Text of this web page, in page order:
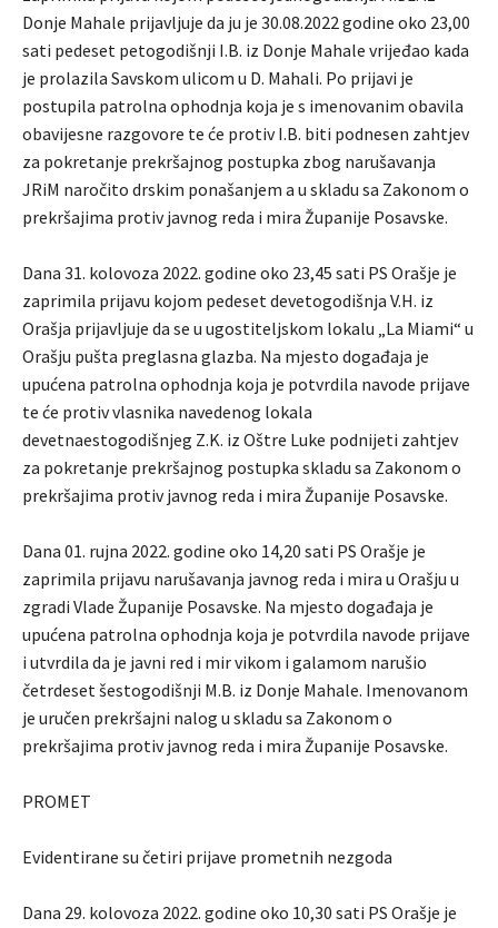
Donje Mahale prijavljuje da ju je 30.08.2022 godine oko 23,00
sati pedeset petogodišnji I.B. iz Donje Mahale vrijeđao kada
je prolazila Savskom ulicom u D. Mahali. Po prijavi je
postupila patrolna ophodnja koja je s imenovanim obavila
obavijesne razgovore te će protiv I.B. biti podnesen zahtjev
za pokretanje prekršajnog postupka zbog narušavanja
JRiM naročito drskim ponašanjem a u skladu sa Zakonom o
prekršajima protiv javnog reda i mira Županije Posavske.
Dana 31. kolovoza 2022. godine oko 23,45 sati PS Orašje je
zaprimila prijavu kojom pedeset devetogodišnja V.H. iz
Orašja prijavljuje da se u ugostiteljskom lokalu „La Miami“ u
Orašju pušta preglasna glazba. Na mjesto događaja je
upućena patrolna ophodnja koja je potvrdila navode prijave
te će protiv vlasnika navedenog lokala
devetnaestogodišnjeg Z.K. iz Oštre Luke podnijeti zahtjev
za pokretanje prekršajnog postupka skladu sa Zakonom o
prekršajima protiv javnog reda i mira Županije Posavske.
Dana 01. rujna 2022. godine oko 14,20 sati PS Orašje je
zaprimila prijavu narušavanja javnog reda i mira u Orašju u
zgradi Vlade Županije Posavske. Na mjesto događaja je
upućena patrolna ophodnja koja je potvrdila navode prijave
i utvrdila da je javni red i mir vikom i galamom narušio
četrdeset šestogodišnji M.B. iz Donje Mahale. Imenovanom
je uručen prekršajni nalog u skladu sa Zakonom o
prekršajima protiv javnog reda i mira Županije Posavske.
PROMET
Evidentirane su četiri prijave prometnih nezgoda
Dana 29. kolovoza 2022. godine oko 10,30 sati PS Orašje je